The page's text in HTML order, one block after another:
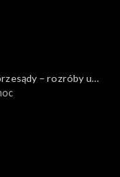
– rozróby u